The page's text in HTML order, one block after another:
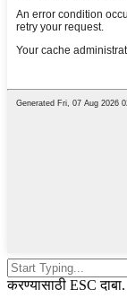
करण्यासाठी ESC दाबा.